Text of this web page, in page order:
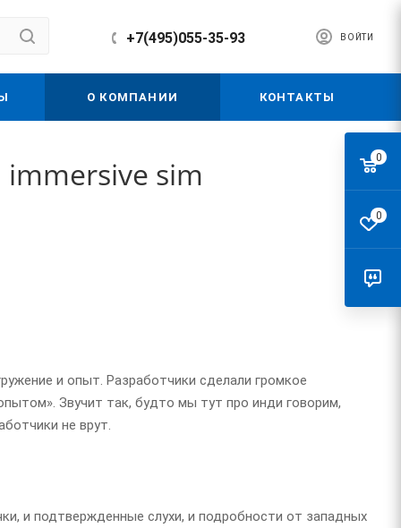
ВОЙТИ
+7(495)055-35-93
О КОМПАНИИ КОНТАКТЫ
sim
и опыт. Разработчики сделали громкое
Звучит так, будто мы тут про инди говорим,
не врут.
и подтвержденные слухи, и подробности от западных
0
0